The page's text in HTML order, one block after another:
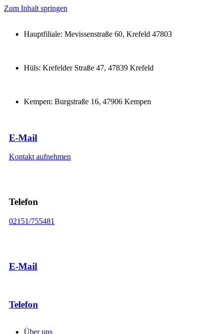
Zum Inhalt springen
Hauptfiliale: Mevissenstraße 60, Krefeld 47803
Hüls: Krefelder Straße 47, 47839 Krefeld
Kempen: Burgstraße 16, 47906 Kempen
E-Mail
Kontakt aufnehmen
Telefon
02151/755481
E-Mail
Telefon
Über uns